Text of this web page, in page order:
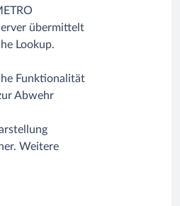
übermittelt
Lookup.
Funktionalität
Abwehr
Weitere